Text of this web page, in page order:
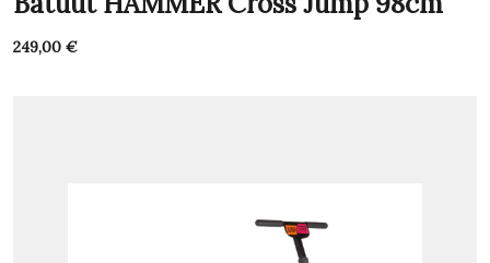
249,00 €